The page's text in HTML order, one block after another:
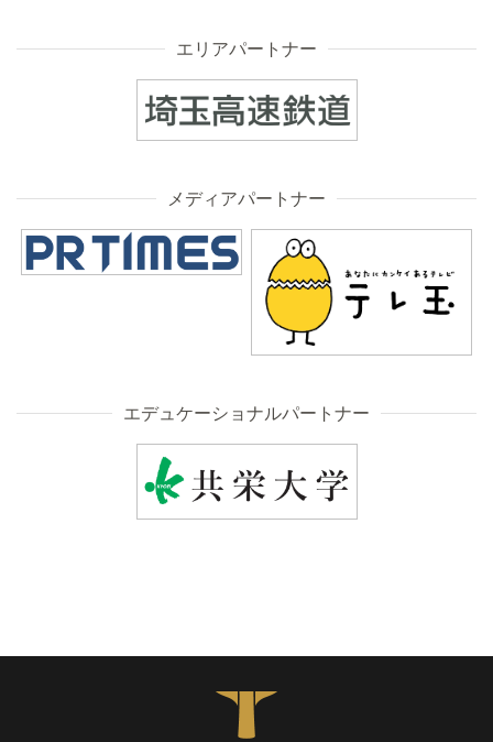
エリアパートナー
メディアパートナー
エデュケーショナルパートナー